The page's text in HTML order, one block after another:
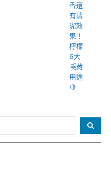
香還
有清
潔效
果！
檸檬
6大
隱藏
用途
🍋